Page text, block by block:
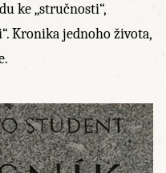
ke „stručnosti“,
Kronika jednoho života,